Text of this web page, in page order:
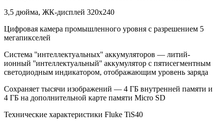
3,5 дюйма, ЖК-дисплей 320x240
Цифровая камера промышленного уровня с разрешением 5
мегапикселей
Система ''интеллектуальных'' аккумуляторов — литий-
ионный ''интеллектуальный'' аккумулятор с пятисегментным
светодиодным индикатором, отображающим уровень заряда
Сохраняет тысячи изображений — 4 ГБ внутренней памяти и
4 ГБ на дополнительной карте памяти Micro SD
Технические характеристики Fluke TiS40